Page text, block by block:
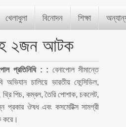
খেলাধুলা বিনোদন শিক্ষা
২জন আটক
প্রতিনিধি : : বেনাপোল সীমান্তে
অভিযান চালিয়ে ভারতীয় ফেন্সিডিল,
থ্রি পিচ, কম্বল, তৈরি পোশাক, চকলেট,
প্রকার ঔষধ এবং কসমেটিক্স সামগ্রী